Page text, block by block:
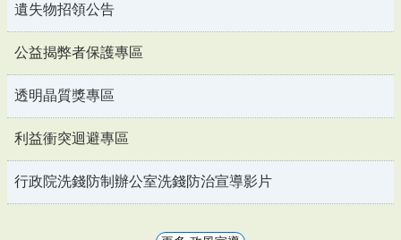
遺失物招領公告
公益揭弊者保護專區
透明晶質獎專區
利益衝突迴避專區
行政院洗錢防制辦公室洗錢防治宣導影片